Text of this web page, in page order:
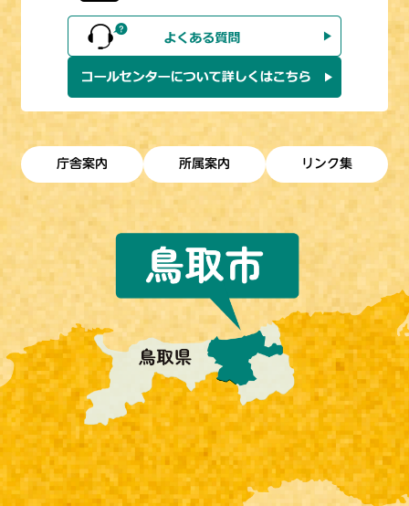
庁舎案内 所属案内 リンク集